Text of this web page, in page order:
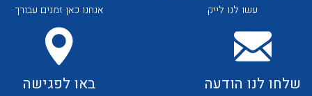
עשו לנו לייק אנחנו כאן זמנים עבורך
שלחו לנו הודעה באו לפגישה